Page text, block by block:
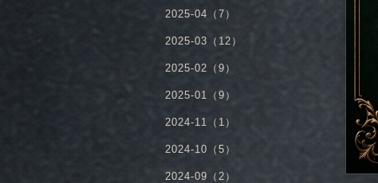
2025-04（7）
2025-03（12）
2025-02（9）
2025-01（9）
2024-11（1）
2024-10（5）
2024-09（2）